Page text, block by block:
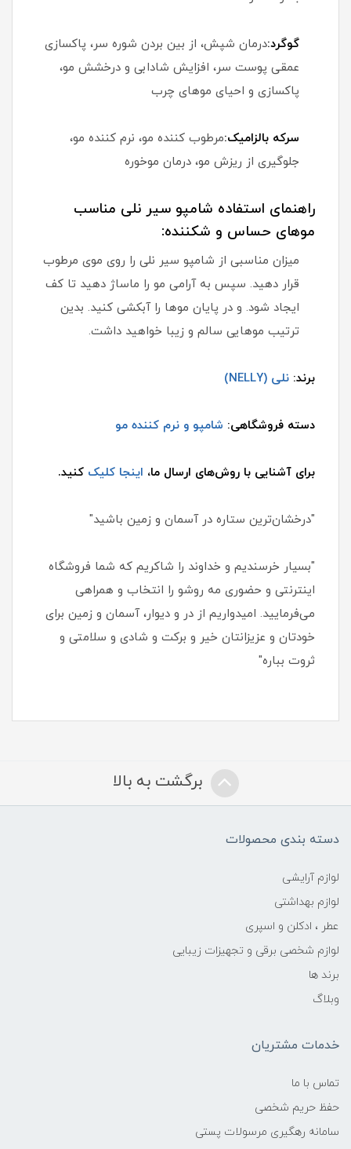
گوگرد:درمان شپش، از بین بردن شوره سر، پاکسازی
عمقی پوست سر، افزایش شادابی و درخشش مو،
پاکسازی و احیای موهای چرب
سرکه بالزامیک:مرطوب کننده مو، نرم کننده مو،
جلوگیری از ریزش مو، درمان موخوره
راهنمای استفاده شامپو سیر نلی مناسب
موهای حساس و شکننده:
میزان مناسبی از شامپو سیر نلی را روی موی مرطوب
قرار دهید. سپس به آرامی مو را ماساژ دهید تا کف
ایجاد شود. و در پایان موها را آبکشی کنید. بدین
ترتیب موهایی سالم و زیبا خواهید داشت.
برند: نلی (NELLY)
دسته فروشگاهی: شامپو و نرم کننده مو
برای آشنایی با روش‌های ارسال ما، اینجا کلیک کنید.
"درخشان‌ترین ستاره در آسمان و زمین باشید"
"بسیار خرسندیم و خداوند را شاکریم که شما فروشگاه
اینترنتی و حضوری مه روشو را انتخاب و همراهی
می‌فرمایید. امیدواریم از در و دیوار، آسمان و زمین برای
خودتان و عزیزانتان خیر و برکت و شادی و سلامتی و
ثروت بباره"
برگشت به بالا
دسته بندی محصولات
لوازم آرایشی
لوازم بهداشتی
عطر ، ادکلن و اسپری
لوازم شخصی برقی و تجهیزات زیبایی
برند ها
وبلاگ
خدمات مشتریان
تماس با ما
حفظ حریم شخصی
سامانه رهگیری مرسولات پستی